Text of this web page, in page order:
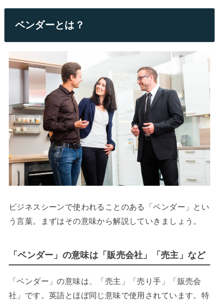
ベンダーとは？
ビジネスシーンで使われることのある「ベンダー」とい
う言葉。まずはその意味から解説していきましょう。
「ベンダー」の意味は「販売会社」「売主」など
「ベンダー」の意味は、「売主」「売り手」「販売会
社」です。英語とほぼ同じ意味で使用されています。特